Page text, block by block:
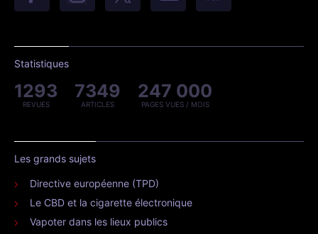
Statistiques
1293
REVUES
7349
ARTICLES
247 000
PAGES VUES / MOIS
Les grands sujets
Directive européenne (TPD)
Le CBD et la cigarette électronique
Vapoter dans les lieux publics